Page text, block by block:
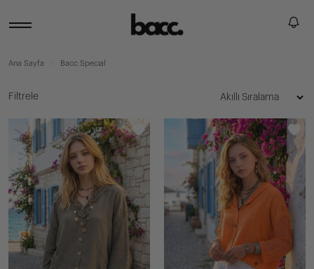
Ana Sayfa Bacc Special
Filtrele
GELENLER